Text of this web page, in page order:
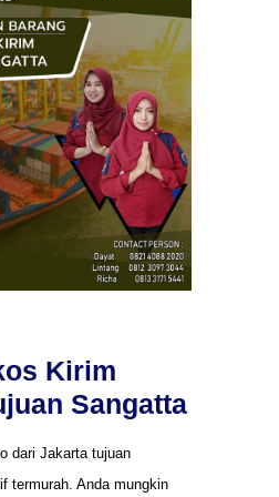
Kirim
Sangatta
dari Jakarta tujuan
termurah. Anda mungkin